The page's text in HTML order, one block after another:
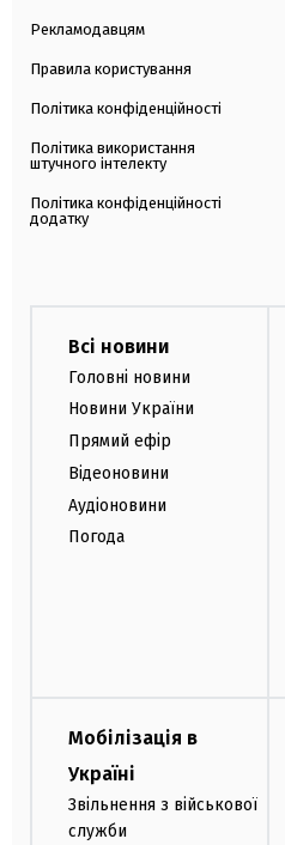
Рекламодавцям
Правила користування
Політика конфіденційності
Політика використання
штучного інтелекту
Політика конфіденційності
додатку
Всі новини
Головні новини
Новини України
Прямий ефір
Відеоновини
Аудіоновини
Погода
Мобілізація в
Україні
Звільнення з військової
служби